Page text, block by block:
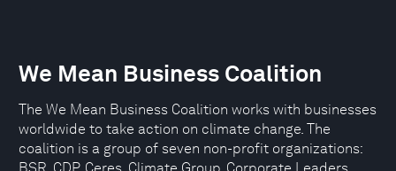
We Mean Business Coalition
The We Mean Business Coalition works with businesses
worldwide to take action on climate change. The
coalition is a group of seven non-profit organizations: